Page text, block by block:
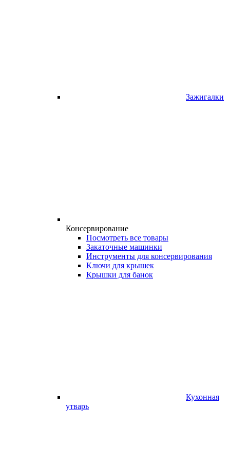
Зажигалки
Консервирование
Посмотреть все товары
Закаточные машинки
Инструменты для консервирования
Ключи для крышек
Крышки для банок
Кухонная
утварь